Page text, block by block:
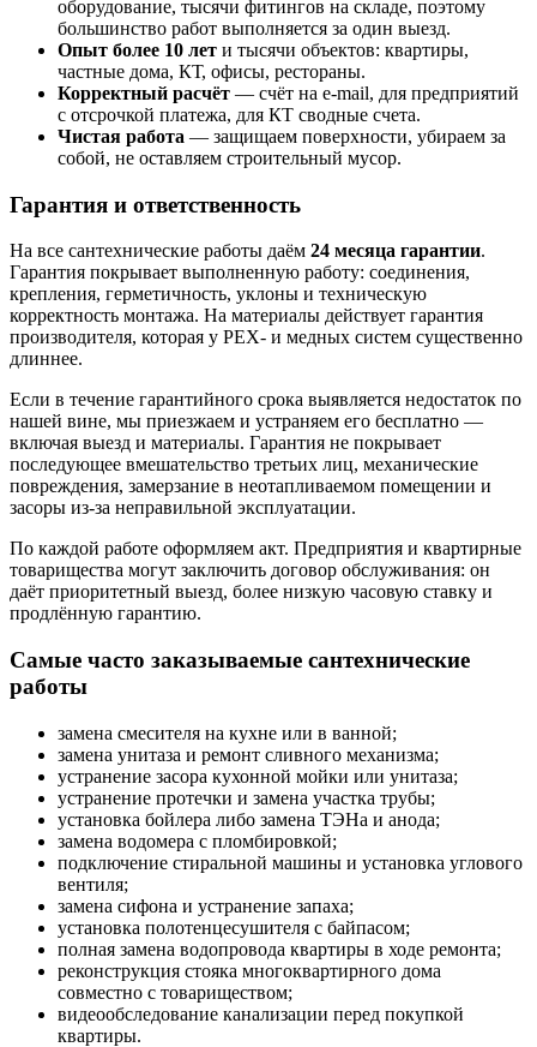
оборудование, тысячи фитингов на складе, поэтому
большинство работ выполняется за один выезд.
Опыт более 10 лет и тысячи объектов: квартиры,
частные дома, КТ, офисы, рестораны.
Корректный расчёт — счёт на e-mail, для предприятий
с отсрочкой платежа, для КТ сводные счета.
Чистая работа — защищаем поверхности, убираем за
собой, не оставляем строительный мусор.
Гарантия и ответственность
На все сантехнические работы даём 24 месяца гарантии.
Гарантия покрывает выполненную работу: соединения,
крепления, герметичность, уклоны и техническую
корректность монтажа. На материалы действует гарантия
производителя, которая у PEX- и медных систем существенно
длиннее.
Если в течение гарантийного срока выявляется недостаток по
нашей вине, мы приезжаем и устраняем его бесплатно —
включая выезд и материалы. Гарантия не покрывает
последующее вмешательство третьих лиц, механические
повреждения, замерзание в неотапливаемом помещении и
засоры из-за неправильной эксплуатации.
По каждой работе оформляем акт. Предприятия и квартирные
товарищества могут заключить договор обслуживания: он
даёт приоритетный выезд, более низкую часовую ставку и
продлённую гарантию.
Самые часто заказываемые сантехнические
работы
замена смесителя на кухне или в ванной;
замена унитаза и ремонт сливного механизма;
устранение засора кухонной мойки или унитаза;
устранение протечки и замена участка трубы;
установка бойлера либо замена ТЭНа и анода;
замена водомера с пломбировкой;
подключение стиральной машины и установка углового
вентиля;
замена сифона и устранение запаха;
установка полотенцесушителя с байпасом;
полная замена водопровода квартиры в ходе ремонта;
реконструкция стояка многоквартирного дома
совместно с товариществом;
видеообследование канализации перед покупкой
квартиры.